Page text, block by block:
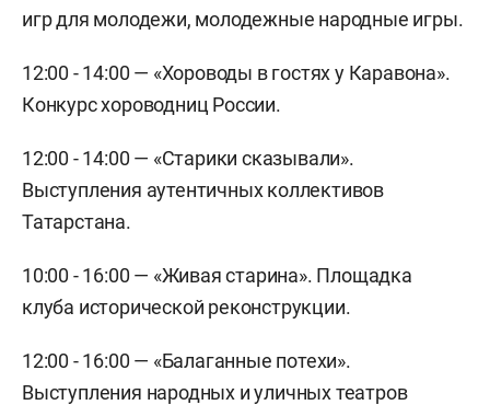
игр для молодежи, молодежные народные игры.
12:00 - 14:00 — «Хороводы в гостях у Каравона».
Конкурс хороводниц России.
12:00 - 14:00 — «Старики сказывали».
Выступления аутентичных коллективов
Татарстана.
10:00 - 16:00 — «Живая старина». Площадка
клуба исторической реконструкции.
12:00 - 16:00 — «Балаганные потехи».
Выступления народных и уличных театров